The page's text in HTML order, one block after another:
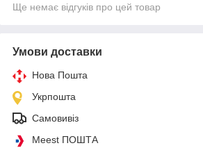
Ще немає відгуків про цей товар
Умови доставки
Нова Пошта
Укрпошта
Самовивіз
Meest ПОШТА